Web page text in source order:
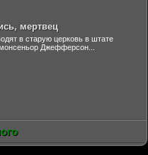
мертвец
в старую церковь в штате
Джефферсон...